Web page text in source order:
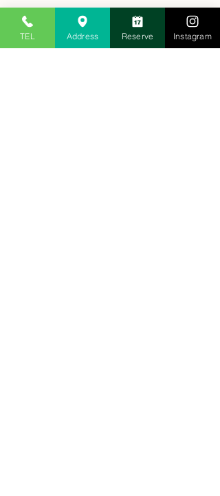
善整体院 CHIROPRACTIC AND BODYCAR
TEL Address Reserve Instagram